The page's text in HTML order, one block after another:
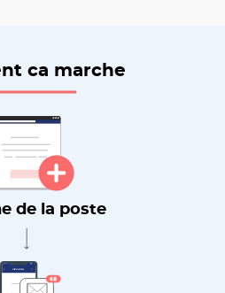
ca marche
de la poste